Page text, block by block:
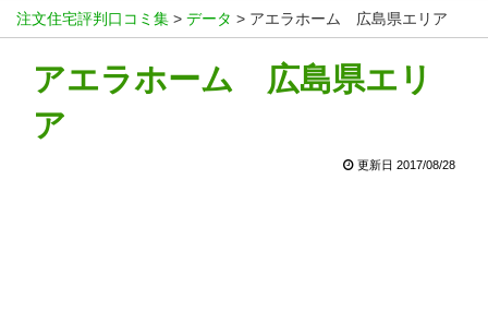
注文住宅評判口コミ集 > データ > アエラホーム 広島県エリア
アエラホーム 広島県エリ
ア
更新日 2017/08/28